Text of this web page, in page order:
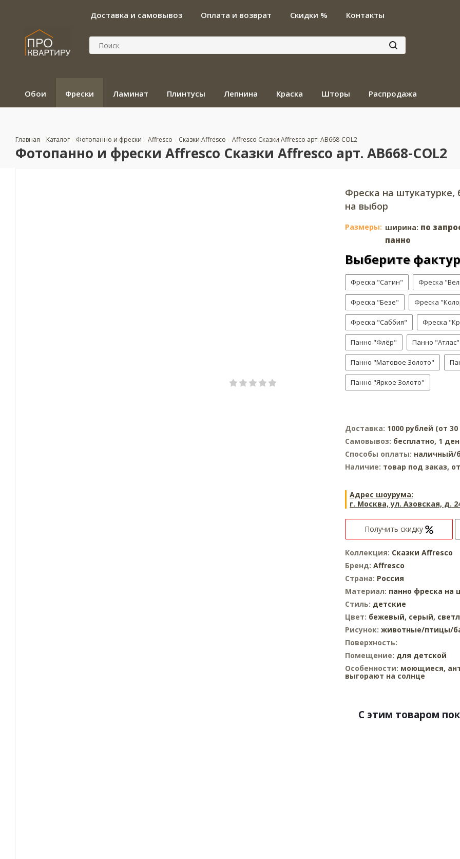
Доставка и самовывоз Оплата и возврат Скидки % Контакты
Обои Фрески Ламинат Плинтусы Лепнина Краска Шторы Распродажа
Главная - Каталог - Фотопанно и фрески - Affresco - Сказки Affresco - Affresco Сказки Affresco арт. AB668-COL2
Фотопанно и фрески Affresco Сказки Affresco арт. AB668-COL2
Фреска на
на выбор
Размеры: ширина: по
панно
Выберите
Фреска "Сатин" Фреска
Фреска "Безе" Фреска
Фреска "Саббия" Фреска
Панно "Флёр" Панно "Атлас"
Панно "Матовое Золото"
Панно "Яркое Золото"
Доставка: 1000 рублей (от
Самовывоз: бесплатно, 1
Способы оплаты: наличный/
Наличие: товар под заказ,
Адрес шоурума:
г. Москва, ул. Азовская, д.
Получить скидку
Коллекция: Сказки Affresco
Бренд: Affresco
Страна: Россия
Материал: панно фреска на
Стиль: детские
Цвет: бежевый, серый,
Рисунок: животные/птицы/
Поверхность:
Помещение: для детской
Особенности: моющиеся,
выгорают на солнце
C этим товаром